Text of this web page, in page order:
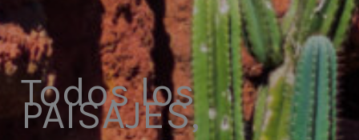
Todos los
PAISAJES,